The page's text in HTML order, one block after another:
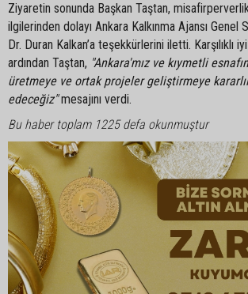
Ziyaretin sonunda Başkan Taştan,
ilgilerinden dolayı Ankara Kalkınma Ajansı Genel
Dr. Duran Kalkan’a teşekkürlerini iletti. Karşılıklı
ardından Taştan, "Ankara'mız ve kıymetli
üretmeye ve ortak projeler geliştirmeye
edeceğiz"mesajını verdi.
Bu haber toplam 1225 defa okunmuştur